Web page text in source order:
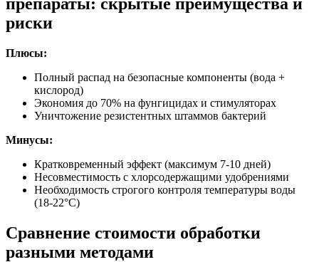
риски
Плюсы:
Полный распад на безопасные компоненты (вода +
кислород)
Экономия до 70% на фунгицидах и стимуляторах
Уничтожение резистентных штаммов бактерий
Минусы:
Кратковременный эффект (максимум 7-10 дней)
Несовместимость с хлорсодержащими удобрениями
Необходимость строгого контроля температуры воды
(18-22°C)
Сравнение стоимости обработки
разными методами